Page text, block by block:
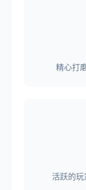
精心打
活跃的